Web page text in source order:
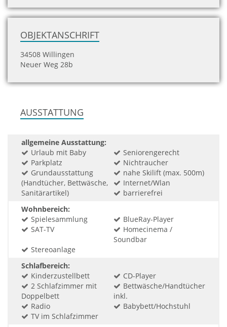
OBJEKTANSCHRIFT
34508 Willingen
Neuer Weg 28b
AUSSTATTUNG
allgemeine Ausstattung:
Urlaub mit Baby
Seniorengerecht
Parkplatz
Nichtraucher
Grundausstattung
(Handtücher, Bettwäsche,
Sanitärartikel)
nahe Skilift (max. 500m)
Internet/Wlan
barrierefrei
Wohnbereich:
Spielesammlung
BlueRay-Player
SAT-TV
Homecinema /
Soundbar
Stereoanlage
Schlafbereich:
Kinderzustellbett
CD-Player
2 Schlafzimmer mit
Doppelbett
Bettwäsche/Handtücher
inkl.
Radio
Babybett/Hochstuhl
TV im Schlafzimmer